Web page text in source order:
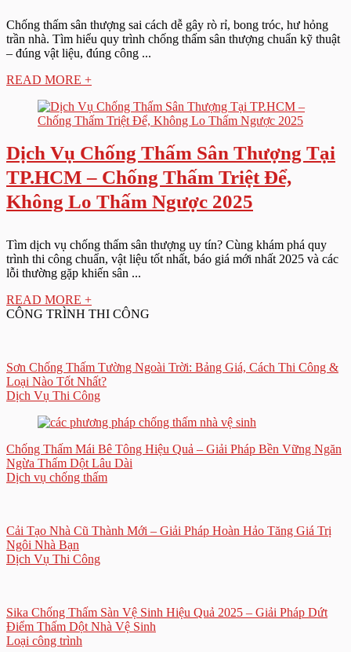
Chống thấm sân thượng sai cách dễ gây rò rỉ, bong tróc, hư hỏng
trần nhà. Tìm hiểu quy trình chống thấm sân thượng chuẩn kỹ thuật
– đúng vật liệu, đúng công ...
READ MORE +
Dịch Vụ Chống Thấm Sân Thượng Tại
TP.HCM – Chống Thấm Triệt Để,
Không Lo Thấm Ngược 2025
Tìm dịch vụ chống thấm sân thượng uy tín? Cùng khám phá quy
trình thi công chuẩn, vật liệu tốt nhất, báo giá mới nhất 2025 và các
lỗi thường gặp khiến sân ...
READ MORE +
CÔNG TRÌNH THI CÔNG
Sơn Chống Thấm Tường Ngoài Trời: Bảng Giá, Cách Thi Công &
Loại Nào Tốt Nhất?
Dịch Vụ Thi Công
Chống Thấm Mái Bê Tông Hiệu Quả – Giải Pháp Bền Vững Ngăn
Ngừa Thấm Dột Lâu Dài
Dịch vụ chống thấm
Cải Tạo Nhà Cũ Thành Mới – Giải Pháp Hoàn Hảo Tăng Giá Trị
Ngôi Nhà Bạn
Dịch Vụ Thi Công
Sika Chống Thấm Sàn Vệ Sinh Hiệu Quả 2025 – Giải Pháp Dứt
Điểm Thấm Dột Nhà Vệ Sinh
Loại công trình